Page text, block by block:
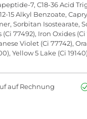
7, C18-36 Acid
Alkyl Benzoate,
Sorbitan
77492), Iron Oxides
Violet (Ci 77742),
Yellow 5 Lake (Ci
auf Rechnung